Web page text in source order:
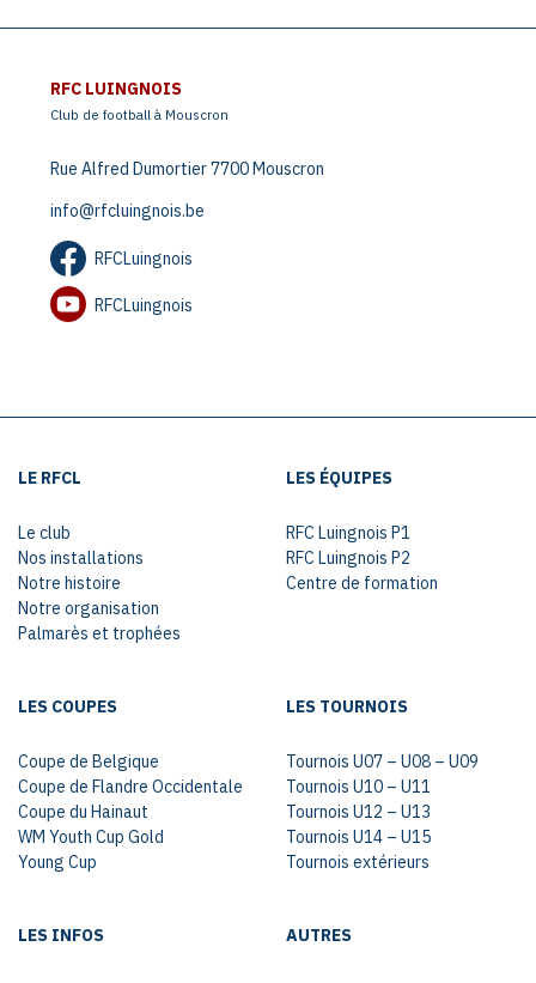
RFC LUINGNOIS
Club de football à Mouscron
Rue Alfred Dumortier 7700 Mouscron
info@rfcluingnois.be
RFCLuingnois
RFCLuingnois
LE RFCL
Le club
Nos installations
Notre histoire
Notre organisation
Palmarès et trophées
LES ÉQUIPES
RFC Luingnois P1
RFC Luingnois P2
Centre de formation
LES COUPES
Coupe de Belgique
Coupe de Flandre Occidentale
Coupe du Hainaut
WM Youth Cup Gold
Young Cup
LES TOURNOIS
Tournois U07 – U08 – U09
Tournois U10 – U11
Tournois U12 – U13
Tournois U14 – U15
Tournois extérieurs
LES INFOS AUTRES